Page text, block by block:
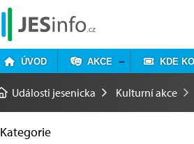
ÚVOD AKCE KDE
Události jesenicka Kulturní akce
Kategorie